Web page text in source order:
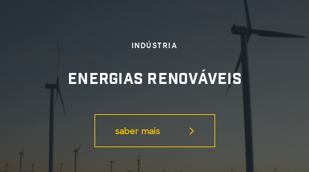
INDÚSTRIA
Energias Renováveis
saber mais